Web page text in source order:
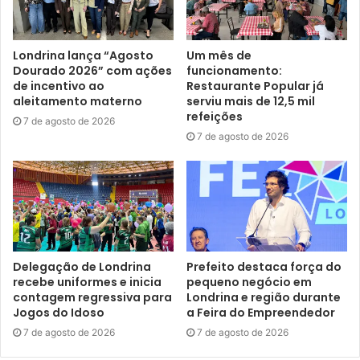
ou um cidadão. A coordenação das ações é feita pela
Prefeitura, envolvendo secretarias e órgãos municipais,
com parceria e apoio de entidades e associações da
sociedade civil, lideranças religiosas e demais
organizações. A ação foi idealizada por conta da pandemia
do coronavírus, que tem provocado, em todo o mundo,
não só um aumento no número de pessoas doentes, mas
também sérias dificuldades sociais e econômicas.
Voluntários– Além da doação de produtos, a Prefeitura
recebeu 264 inscrições para trabalho voluntário na
pandemia: psicólogos, médicos, estudantes da área da
Saúde, enfermeiros, advogados, técnicos em
enfermagem, entre outros. Nos próximos dias, a Prefeitura
vai entrar em contato com estas pessoas para que elas
possam iniciar o trabalho.
Londrina lança “Agosto
Dourado 2026” com ações
de incentivo ao
aleitamento materno
7 de agosto de 2026
Um mês de
funcionamento:
Restaurante Popular já
serviu mais de 12,5 mil
refeições
7 de agosto de 2026
Delegação de Londrina
recebe uniformes e inicia
contagem regressiva para
Jogos do Idoso
7 de agosto de 2026
Prefeito destaca força do
pequeno negócio em
Londrina e região durante
a Feira do Empreendedor
7 de agosto de 2026